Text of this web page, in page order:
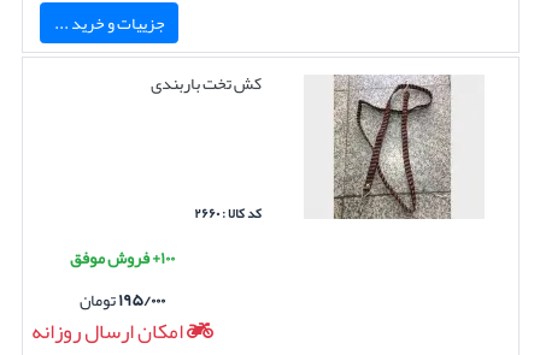
جزییات و خرید ...
کش تخت باربندی
کد کالا : ۲۶۶۰
۱۰۰+ فروش موفق
۱۹۵/۰۰۰تومان
امکان ارسال روزانه